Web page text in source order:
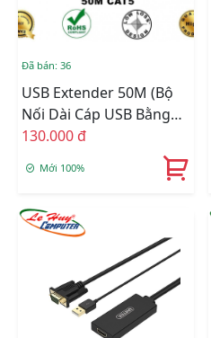
Đã bán: 36
USB Extender 50M (Bộ
Nối Dài Cáp USB Bằng
Dây LAN)
130.000 đ
Mới 100%